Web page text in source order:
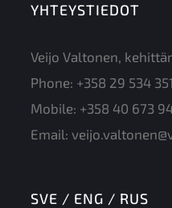
YHTEYSTIEDOT
Veijo Valtonen,
Phone: +358 29 534
Mobile: +358 40 673
Email:
SVE / ENG / RUS